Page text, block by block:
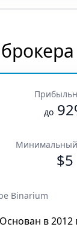
до
Минимальный
$5
Binarium
Основан в 2012